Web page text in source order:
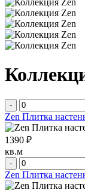
-
Zen Плитка
1390 ₽
кв.м
-
Zen Плитка